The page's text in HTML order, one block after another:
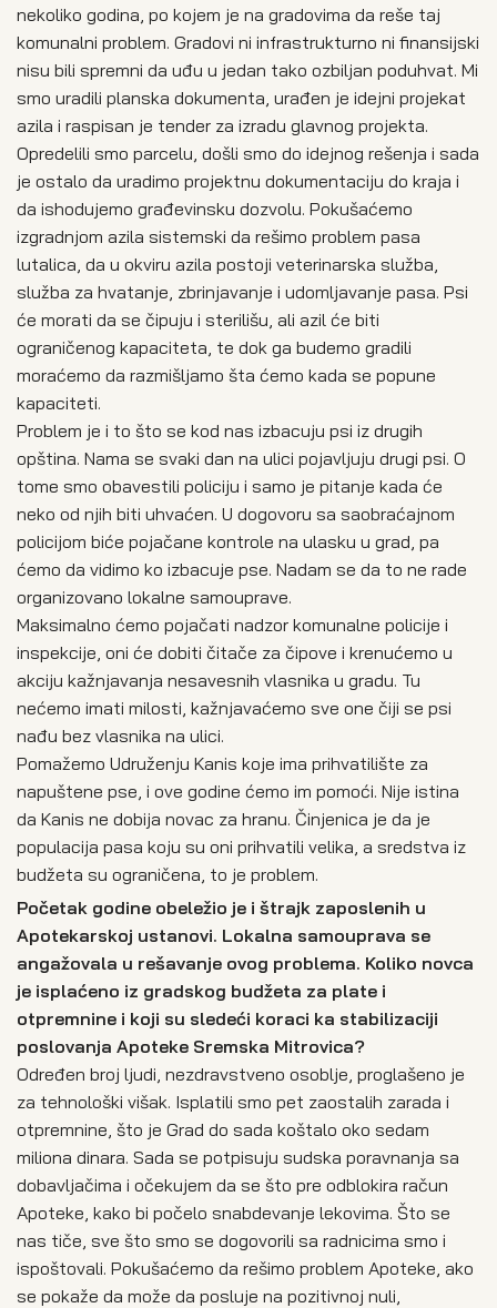
nekoliko godina, po kojem je na gradovima da reše taj
komunalni problem. Gradovi ni infrastrukturno ni finansijski
nisu bili spremni da uđu u jedan tako ozbiljan poduhvat. Mi
smo uradili planska dokumenta, urađen je idejni projekat
azila i raspisan je tender za izradu glavnog projekta.
Opredelili smo parcelu, došli smo do idejnog rešenja i sada
je ostalo da uradimo projektnu dokumentaciju do kraja i
da ishodujemo građevinsku dozvolu. Pokušaćemo
izgradnjom azila sistemski da rešimo problem pasa
lutalica, da u okviru azila postoji veterinarska služba,
služba za hvatanje, zbrinjavanje i udomljavanje pasa. Psi
će morati da se čipuju i sterilišu, ali azil će biti
ograničenog kapaciteta, te dok ga budemo gradili
moraćemo da razmišljamo šta ćemo kada se popune
kapaciteti.
Problem je i to što se kod nas izbacuju psi iz drugih
opština. Nama se svaki dan na ulici pojavljuju drugi psi. O
tome smo obavestili policiju i samo je pitanje kada će
neko od njih biti uhvaćen. U dogovoru sa saobraćajnom
policijom biće pojačane kontrole na ulasku u grad, pa
ćemo da vidimo ko izbacuje pse. Nadam se da to ne rade
organizovano lokalne samouprave.
Maksimalno ćemo pojačati nadzor komunalne policije i
inspekcije, oni će dobiti čitače za čipove i krenućemo u
akciju kažnjavanja nesavesnih vlasnika u gradu. Tu
nećemo imati milosti, kažnjavaćemo sve one čiji se psi
nađu bez vlasnika na ulici.
Pomažemo Udruženju Kanis koje ima prihvatilište za
napuštene pse, i ove godine ćemo im pomoći. Nije istina
da Kanis ne dobija novac za hranu. Činjenica je da je
populacija pasa koju su oni prihvatili velika, a sredstva iz
budžeta su ograničena, to je problem.
Početak godine obeležio je i štrajk zaposlenih u
Apotekarskoj ustanovi. Lokalna samouprava se
angažovala u rešavanje ovog problema. Koliko novca
je isplaćeno iz gradskog budžeta za plate i
otpremnine i koji su sledeći koraci ka stabilizaciji
poslovanja Apoteke Sremska Mitrovica?
Određen broj ljudi, nezdravstveno osoblje, proglašeno je
za tehnološki višak. Isplatili smo pet zaostalih zarada i
otpremnine, što je Grad do sada koštalo oko sedam
miliona dinara. Sada se potpisuju sudska poravnanja sa
dobavljačima i očekujem da se što pre odblokira račun
Apoteke, kako bi počelo snabdevanje lekovima. Što se
nas tiče, sve što smo se dogovorili sa radnicima smo i
ispoštovali. Pokušaćemo da rešimo problem Apoteke, ako
se pokaže da može da posluje na pozitivnoj nuli,